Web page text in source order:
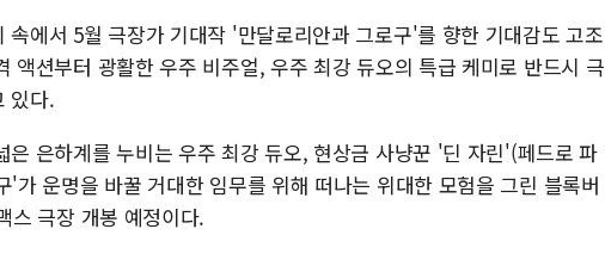
속에서 5월 극장가 기대작 '만달로리안과 그로구'를 향한 기대감도 고조
액션부터 광활한 우주 비주얼, 우주 최강 듀오의 특급 케미로 반드시 극
있다.
은하계를 누비는 우주 최강 듀오, 현상금 사냥꾼 '딘 자린'(페드로 파
가 운명을 바꿀 거대한 임무를 위해 떠나는 위대한 모험을 그린 블록버
스 극장 개봉 예정이다.